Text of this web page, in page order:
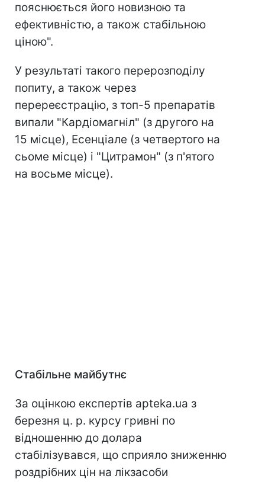
пояснюється його новизною та
ефективністю, а також стабільною
ціною".
У результаті такого перерозподілу
попиту, а також через
перереєстрацію, з топ-5 препаратів
випали "Кардіомагніл" (з другого на
15 місце), Есенціале (з четвертого на
сьоме місце) і "Цитрамон" (з п'ятого
на восьме місце).
Стабільне майбутнє
За оцінкою експертів apteka.ua з
березня ц. р. курсу гривні по
відношенню до долара
стабілізувався, що сприяло зниженню
роздрібних цін на лікзасоби